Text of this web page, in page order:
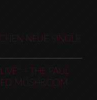
NEUE SINGLE
– THE PAUL
MUSHROOM